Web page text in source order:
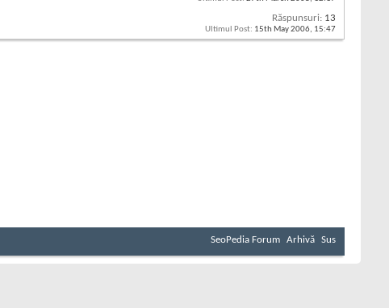
Răspunsuri: 13
Ultimul Post: 15th May 2006, 15:47
SeoPedia Forum Arhivă Sus